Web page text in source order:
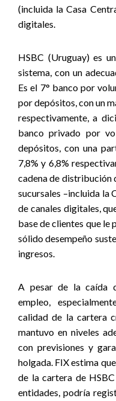
(incluida la Casa
digitales.
HSBC (Uruguay) es
sistema, con un
Es el 7° banco por
por depósitos, con un
respectivamente, a
banco privado por
depósitos, con una
7,8% y 6,8%
cadena de distribución
sucursales –incluida la
de canales digitales,
base de clientes que le
sólido desempeño
ingresos.
A pesar de la caída
empleo,
calidad de la cartera
mantuvo en niveles
con previsiones y
holgada. FIX estima
de la cartera de
entidades, podría